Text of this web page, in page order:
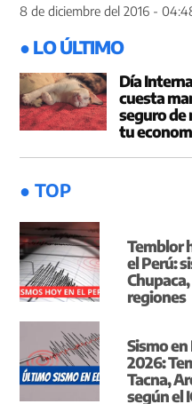
8 de diciembre del 2016 -
● LO ÚLTIMO
Día
cuesta
seguro de
tu
● TOP
Temblor
el Perú:
regiones
Sismo
2026:
Tacna,
según el